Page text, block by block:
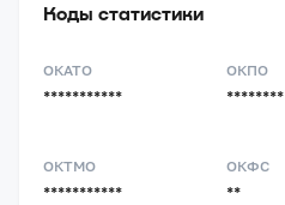
Коды статистики
ОКАТО
***********
ОКПО
********
ОКТМО
***********
ОКФС
**